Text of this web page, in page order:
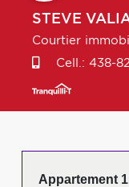
STEVE
Courtier
Cell.: 438-
Appartement